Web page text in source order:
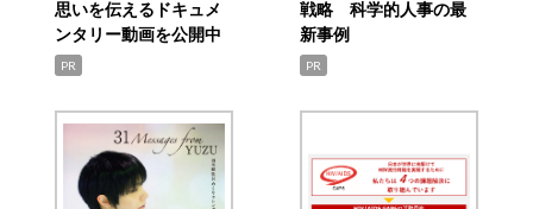
思いを伝えるドキュメ
ンタリー動画を公開中
PR
戦略 科学的人事の最
新事例
PR